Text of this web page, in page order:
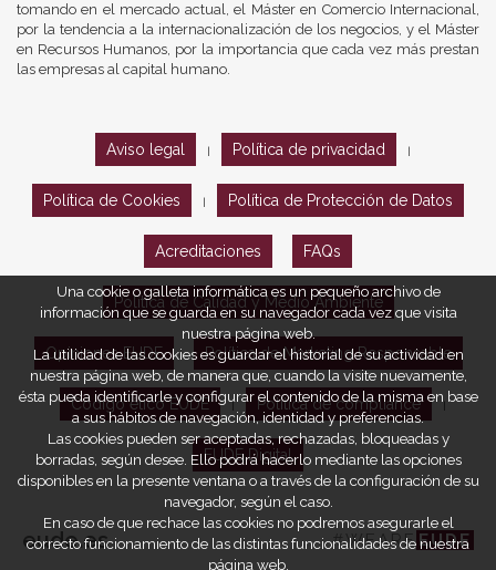
tomando en el mercado actual, el Máster en Comercio Internacional,
por la tendencia a la internacionalización de los negocios, y el Máster
en Recursos Humanos, por la importancia que cada vez más prestan
las empresas al capital humano.
Aviso legal Política de privacidad
Política de Cookies Política de Protección de Datos
Acreditaciones FAQs
Política de Calidad y Medio Ambiente
Opiniones EUDE Política de Marketing Responsable
Código ético EUDE Política de compliance
EUDE Digital
eude.es #WEARE EUDE
Una cookie o galleta informática es un pequeño archivo de
información que se guarda en su navegador cada vez que visita
nuestra página web.
La utilidad de las cookies es guardar el historial de su actividad en
nuestra página web, de manera que, cuando la visite nuevamente,
ésta pueda identificarle y configurar el contenido de la misma en base
a sus hábitos de navegación, identidad y preferencias.
Las cookies pueden ser aceptadas, rechazadas, bloqueadas y
borradas, según desee. Ello podrá hacerlo mediante las opciones
disponibles en la presente ventana o a través de la configuración de su
navegador, según el caso.
En caso de que rechace las cookies no podremos asegurarle el
correcto funcionamiento de las distintas funcionalidades de nuestra
página web.